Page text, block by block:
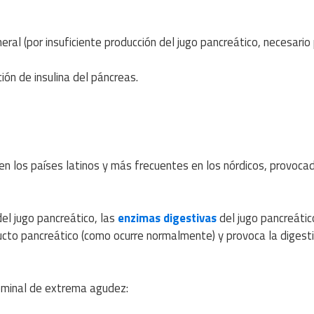
(por insuficiente producción del jugo pancreático,
de insulina del páncreas.
los países latinos y más frecuentes en los nórdicos,
jugo pancreático, las enzimas digestivasdel jugo
pancreático (como ocurre normalmente) y provoca la
de extrema agudez: